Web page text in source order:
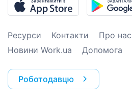
Ресурси Контакти Про нас
Новини Work.ua
Допомога
Роботодавцю